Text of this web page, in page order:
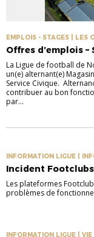
EMPLOIS - STAGES | LES
Offres d’emplois
La Ligue de football de
un(e) alternant(e)
Service Civique.
contribuer au bon
par...
INFORMATION LIGUE |
Incident
Les plateformes
problèmes de
INFORMATION LIGUE | VIE